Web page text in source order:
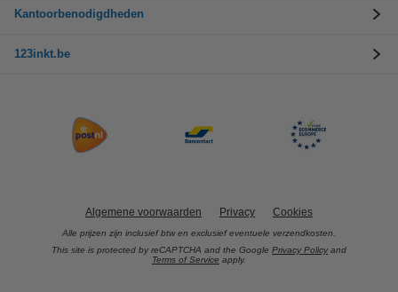
Kantoorbenodigdheden
123inkt.be
Algemene voorwaarden Privacy Cookies
Alle prijzen zijn inclusief btw en exclusief eventuele verzendkosten.
This site is protected by reCAPTCHA and the Google Privacy Policy and
Terms of Service apply.